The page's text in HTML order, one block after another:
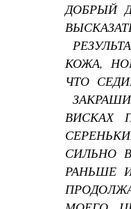
ДОБРЫЙ
КОЖА,
ЧТО
ВИСКАХ
СИЛЬНО
РАНЬШЕ